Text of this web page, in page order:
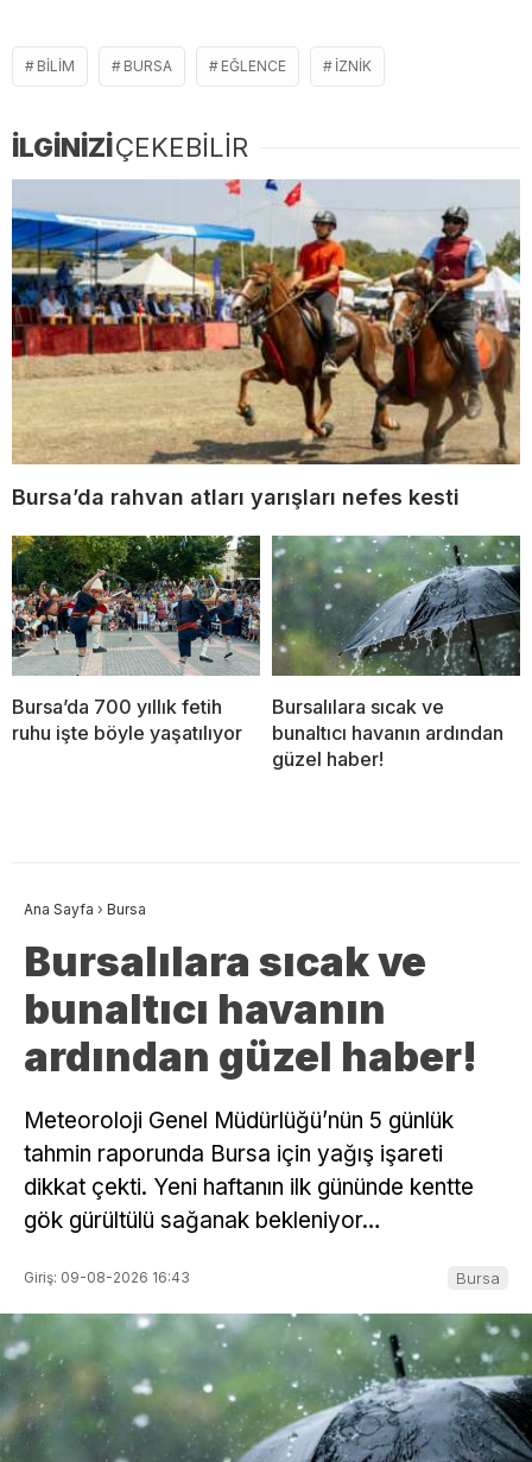
BILIM BURSA EĞLENCE İZNIK
İLGİNİZİÇEKEBİLİR
Bursa’da rahvan atları yarışları nefes kesti
Bursa’da 700 yıllık fetih
ruhu işte böyle yaşatılıyor
Bursalılara sıcak ve
bunaltıcı havanın ardından
güzel haber!
Ana Sayfa › Bursa
Bursalılara sıcak ve
bunaltıcı havanın
ardından güzel haber!
Meteoroloji Genel Müdürlüğü’nün 5 günlük
tahmin raporunda Bursa için yağış işareti
dikkat çekti. Yeni haftanın ilk gününde kentte
gök gürültülü sağanak bekleniyor…
Giriş: 09-08-2026 16:43 Bursa